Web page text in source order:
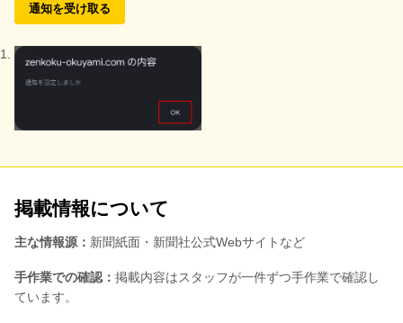
通知を受け取る
掲載情報について
主な情報源： 新聞紙面・新聞社公式Webサイトなど
手作業での確認： 掲載内容はスタッフが一件ずつ手作業で確認し
ています。